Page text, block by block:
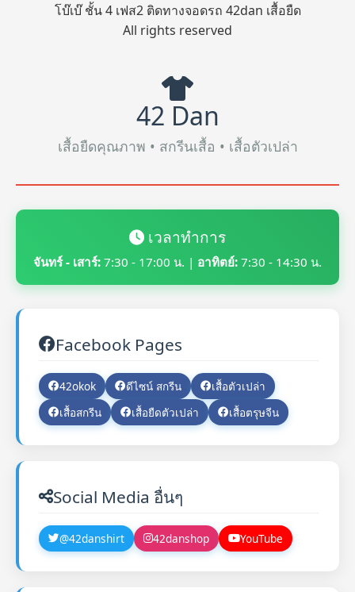
โบ๊เบ๊ ชั้น 4 เฟส2 ติดทางจอดรถ 42dan เสื้อยืด
All rights reserved
42 Dan
เสื้อยืดคุณภาพ • สกรีนเสื้อ • เสื้อตัวเปล่า
เวลาทำการ
จันทร์ - เสาร์: 7:30 - 17:00 น. | อาทิตย์: 7:30 - 14:30 น.
Facebook Pages
42okok ดีไซน์ สกรีน
เสื้อตัวเปล่า
เสื้อสกรีน
เสื้อยืดตัวเปล่า เสื้อตรุษจีน
Social Media อื่นๆ
@42danshirt 42danshop YouTube